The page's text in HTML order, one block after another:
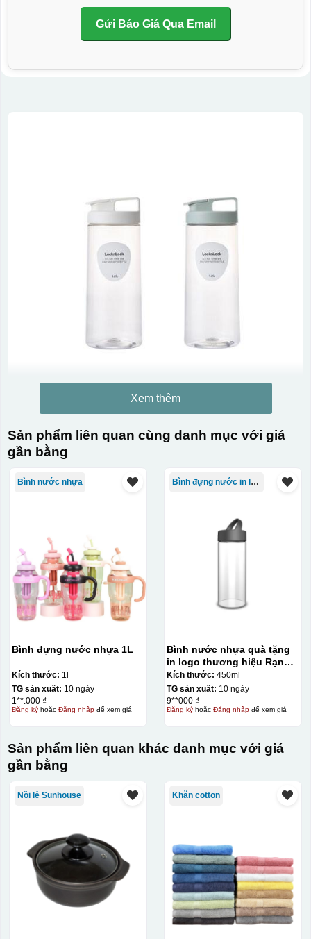
Gửi Báo Giá Qua Email
Xem thêm
Sản phẩm liên quan cùng danh mục với giá
gần bằng
Bình nước nhựa
Bình đựng nước nhựa 1L
Kích thước: 1l
TG sản xuất: 10 ngày
1**.000 ₫
Đăng kýhoặc Đăng nhậpđể xem giá
Bình đựng nước in logo
Bình nước nhựa quà tặng
in logo thương hiệu Rạng
Đông 450ml KQ-BNN01
Kích thước: 450ml
TG sản xuất: 10 ngày
9**000 ₫
Đăng kýhoặc Đăng nhậpđể xem giá
Sản phẩm liên quan khác danh mục với giá
gần bằng
Nồi lẻ Sunhouse Khăn cotton